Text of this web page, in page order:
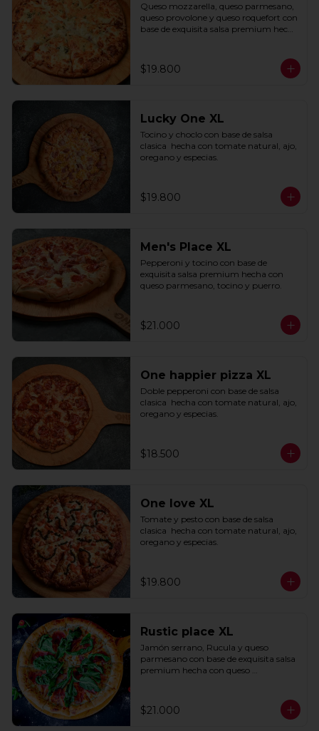
Queso mozzarella, queso parmesano,
queso provolone y queso roquefort con
base de exquisita salsa premium hecha
$19.800
Lucky One XL
Tocino y choclo con base de salsa
clasica  hecha con tomate natural, ajo,
oregano y especias.
$19.800
Men's Place XL
Pepperoni y tocino con base de
exquisita salsa premium hecha con
queso parmesano, tocino y puerro.
$21.000
One happier pizza XL
Doble pepperoni con base de salsa
clasica  hecha con tomate natural, ajo,
oregano y especias.
$18.500
One love XL
Tomate y pesto con base de salsa
clasica  hecha con tomate natural, ajo,
oregano y especias.
$19.800
Rustic place XL
Jamón serrano, Rucula y queso
parmesano con base de exquisita salsa
premium hecha con queso
$21.000